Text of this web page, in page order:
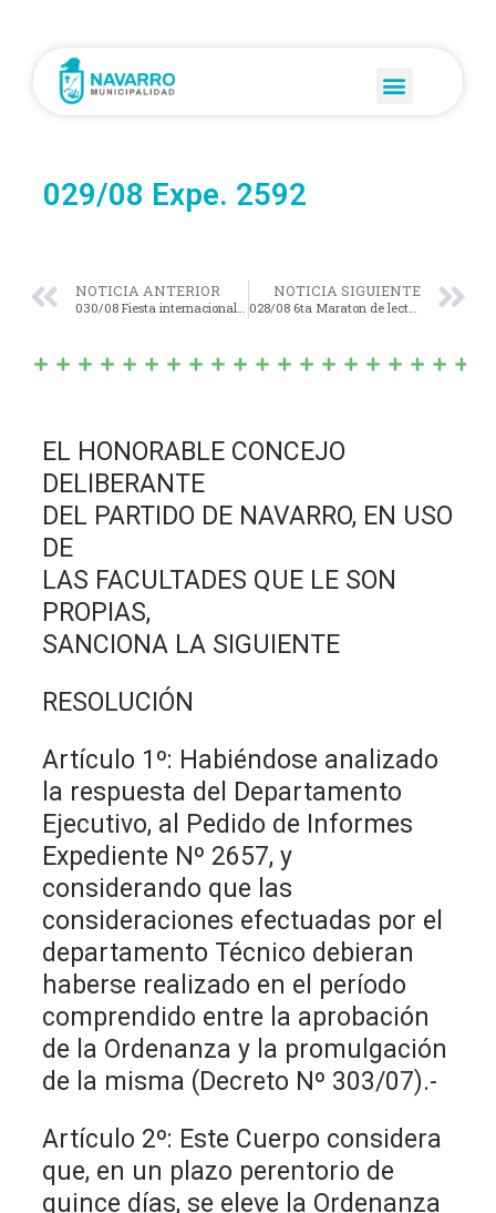
029/08 Expe. 2592
NOTICIA ANTERIOR
030/08 Fiesta internacional del teatro
NOTICIA SIGUIENTE
028/08 6ta Maraton de lectura
EL HONORABLE CONCEJO
DELIBERANTE
DEL PARTIDO DE NAVARRO, EN USO
DE
LAS FACULTADES QUE LE SON
PROPIAS,
SANCIONA LA SIGUIENTE
RESOLUCIÓN
Artículo 1º: Habiéndose analizado
la respuesta del Departamento
Ejecutivo, al Pedido de Informes
Expediente Nº 2657, y
considerando que las
consideraciones efectuadas por el
departamento Técnico debieran
haberse realizado en el período
comprendido entre la aprobación
de la Ordenanza y la promulgación
de la misma (Decreto Nº 303/07).-
Artículo 2º: Este Cuerpo considera
que, en un plazo perentorio de
quince días, se eleve la Ordenanza